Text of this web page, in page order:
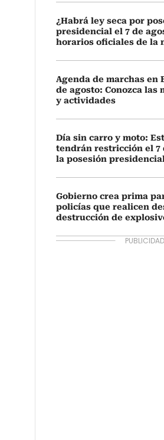
¿Habrá ley seca por
presidencial el 7 de
horarios oficiales de la
Agenda de marchas en
de agosto: Conozca las
y actividades
Día sin carro y moto:
tendrán restricción el 7
la posesión presidencial
Gobierno crea prima
policías que realicen
destrucción de